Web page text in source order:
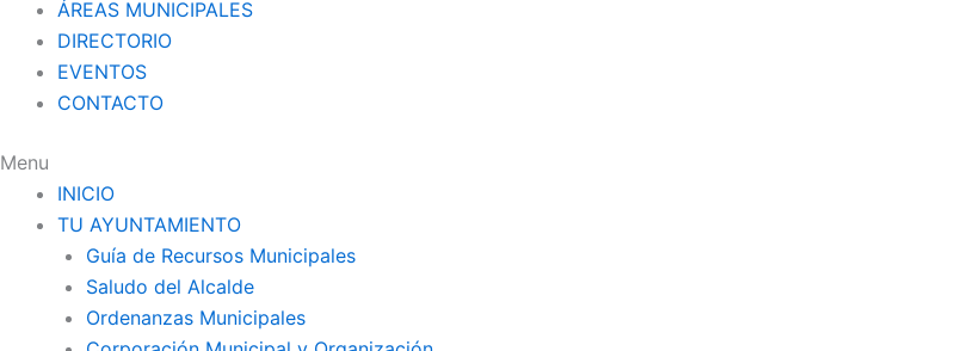
ÁREAS MUNICIPALES
DIRECTORIO
EVENTOS
CONTACTO
Menu
INICIO
TU AYUNTAMIENTO
Guía de Recursos Municipales
Saludo del Alcalde
Ordenanzas Municipales